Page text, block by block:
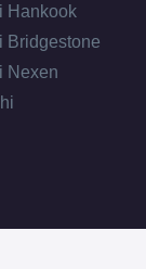
Hankook
Bridgestone
Nexen